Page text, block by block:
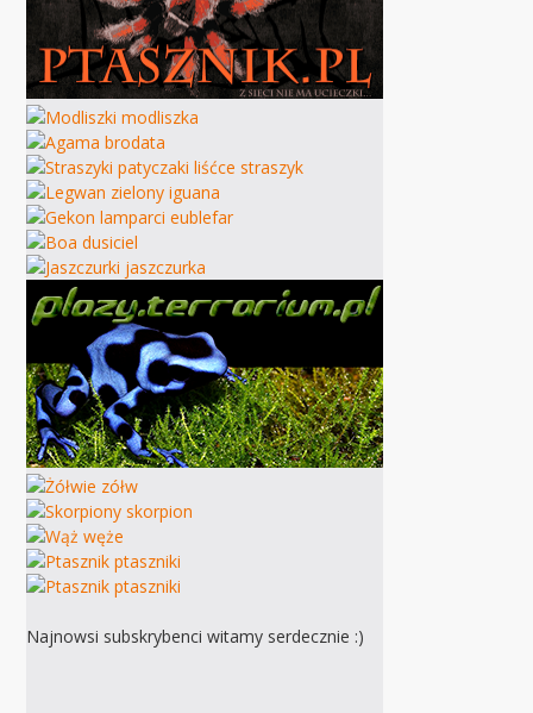
Najnowsi subskrybenci witamy serdecznie :)